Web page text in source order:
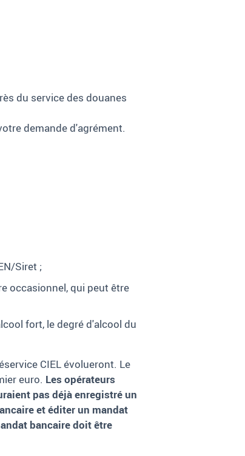
du service des douanes
demande d'agrément.
Siret ;
occasionnel, qui peut être
fort, le degré d'alcool du
CIEL évolueront. Le
euro. Les opérateurs
pas déjà enregistré un
et éditer un mandat
bancaire doit être